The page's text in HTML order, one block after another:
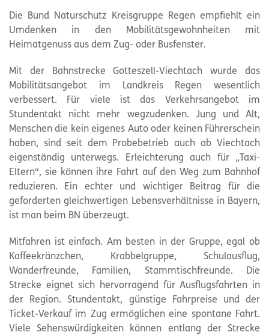
Die Bund Naturschutz Kreisgruppe Regen empfiehlt ein
Umdenken in den Mobilitätsgewohnheiten mit
Heimatgenuss aus dem Zug- oder Busfenster.
Mit der Bahnstrecke Gotteszell-Viechtach wurde das
Mobilitätsangebot im Landkreis Regen wesentlich
verbessert. Für viele ist das Verkehrsangebot im
Stundentakt nicht mehr wegzudenken. Jung und Alt,
Menschen die kein eigenes Auto oder keinen Führerschein
haben, sind seit dem Probebetrieb auch ab Viechtach
eigenständig unterwegs. Erleichterung auch für „Taxi-
Eltern“, sie können ihre Fahrt auf den Weg zum Bahnhof
reduzieren. Ein echter und wichtiger Beitrag für die
geforderten gleichwertigen Lebensverhältnisse in Bayern,
ist man beim BN überzeugt.
Mitfahren ist einfach. Am besten in der Gruppe, egal ob
Kaffeekränzchen, Krabbelgruppe, Schulausflug,
Wanderfreunde, Familien, Stammtischfreunde. Die
Strecke eignet sich hervorragend für Ausflugsfahrten in
der Region. Stundentakt, günstige Fahrpreise und der
Ticket-Verkauf im Zug ermöglichen eine spontane Fahrt.
Viele Sehenswürdigkeiten können entlang der Strecke